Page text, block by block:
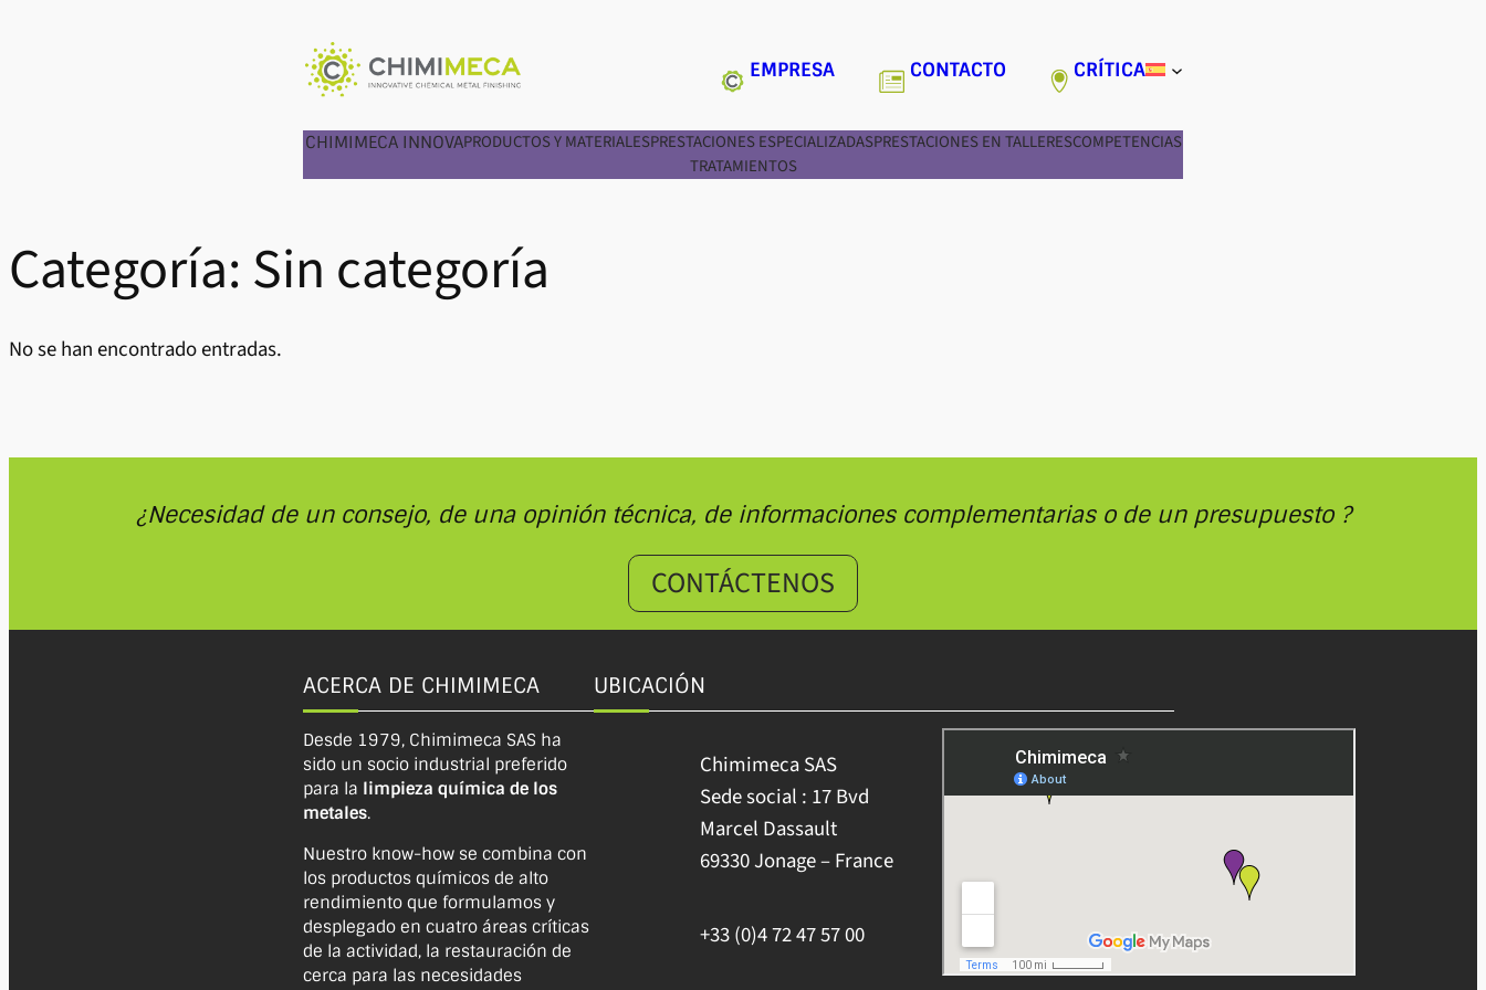
EMPRESA CONTACTO CRÍTICA
CHIMIMECA INNOVAPRODUCTOS Y MATERIALESPRESTACIONES ESPECIALIZADASPRESTACIONES EN TALLERESCOMPETENCIAS
TRATAMIENTOS
Categoría:Sin categoría
No se han encontrado entradas.
¿Necesidad de un consejo, de una opinión técnica, de informaciones complementarias o de un presupuesto ?
CONTÁCTENOS
ACERCA DE CHIMIMECA
Desde 1979, Chimimeca SAS ha
sido un socio industrial preferido
para la limpieza química de los
metales.
Nuestro know-how se combina con
los productos químicos de alto
rendimiento que formulamos y
desplegado en cuatro áreas críticas
de la actividad, la restauración de
cerca para las necesidades
UBICACIÓN
Chimimeca SAS
Sede social : 17 Bvd
Marcel Dassault
69330 Jonage – France
+33 (0)4 72 47 57 00